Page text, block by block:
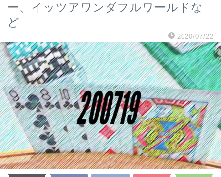
ー、イッツアワンダフルワールドな
ど
2020/07/22